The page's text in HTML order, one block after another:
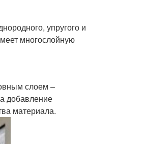
упругого и
многослойную
слоем –
добавление
материала.